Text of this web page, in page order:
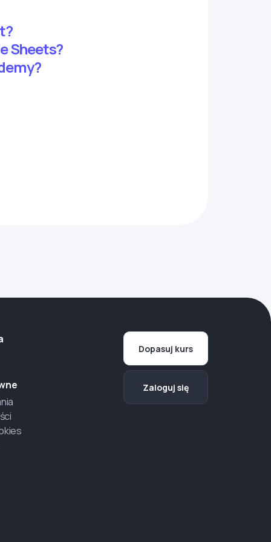
Sheets?
Dopasuj kurs
Zaloguj się